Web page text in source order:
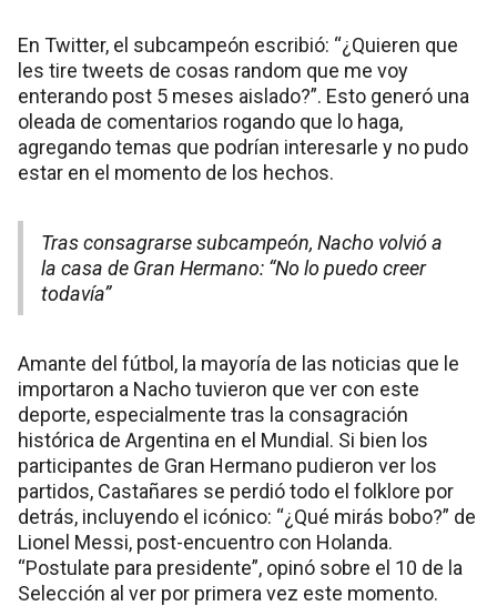
En Twitter, el subcampeón escribió: “¿Quieren que
les tire tweets de cosas random que me voy
enterando post 5 meses aislado?”. Esto generó una
oleada de comentarios rogando que lo haga,
agregando temas que podrían interesarle y no pudo
estar en el momento de los hechos.
Tras consagrarse subcampeón, Nacho volvió a
la casa de Gran Hermano: “No lo puedo creer
todavía”
Amante del fútbol, la mayoría de las noticias que le
importaron a Nacho tuvieron que ver con este
deporte, especialmente tras la consagración
histórica de Argentina en el Mundial. Si bien los
participantes de Gran Hermano pudieron ver los
partidos, Castañares se perdió todo el folklore por
detrás, incluyendo el icónico: “¿Qué mirás bobo?” de
Lionel Messi, post-encuentro con Holanda.
“Postulate para presidente”, opinó sobre el 10 de la
Selección al ver por primera vez este momento.